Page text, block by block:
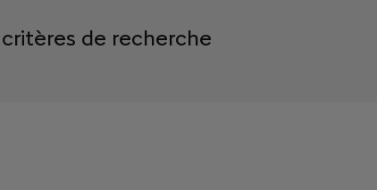
de recherche